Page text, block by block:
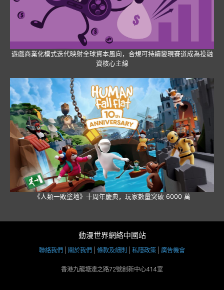
遊戲商業化模式迭代映射全球資本風向，合規可持續變現賽道成為投融
資核心主線
《人類一敗塗地》十周年慶典，玩家數量突破 6000 萬
動漫世界網絡中國站
聯絡我們 關於我們 條款及細則 私隱政策 廣告機會
香港九龍塘達之路72號創新中心414室